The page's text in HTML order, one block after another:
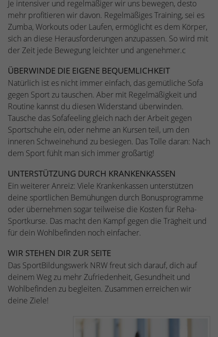
Je intensiver und regelmäßiger wir uns bewegen, desto
mehr profitieren wir davon. Regelmäßiges Training, sei es
Zumba, Workouts oder Laufen, ermöglicht es dem Körper,
sich an diese Herausforderungen anzupassen. So wird mit
der Zeit jede Bewegung leichter und angenehmer.c
ÜBERWINDE DIE EIGENE BEQUEMLICHKEIT
Natürlich ist es nicht immer einfach, das gemütliche Sofa
gegen Sport zu tauschen. Aber mit Regelmäßigkeit und
Routine kannst du diesen Widerstand überwinden.
Tausche das Sofafeeling gleich nach der Arbeit gegen
Sportschuhe ein, oder nehme an Kursen teil, um den
inneren Schweinehund zu besiegen. Das Tolle daran: Nach
dem Sport fühlt man sich immer großartig!
UNTERSTÜTZUNG DURCH KRANKENKASSEN
Ein weiterer Anreiz: Viele Krankenkassen unterstützen
deine sportlichen Bemühungen durch Bonusprogramme
oder übernehmen sogar teilweise die Kosten für Reha-
Sportkurse. Das macht den Kampf gegen die Trägheit und
für dein Wohlbefinden noch einfacher.
WIR STEHEN DIR ZUR SEITE
Das SportBildungswerk NRW freut sich darauf, dich auf
deinem Weg zu mehr Zufriedenheit, Gesundheit und
Wohlbefinden zu begleiten. Zusammen erreichen wir
deine Ziele!
Name SBW_user
Anbieter TYPO3
Laufzeit Sitzungsende
Zweck
Dieses Cookie ist ein Standard-Session-
Cookie von TYPO3. Es speichert im Falle
eines Benutzer-Logins die Session-ID. So
kann der eingeloggte Benutzer
wiedererkannt werden und es wird ihm
Zugang zu geschützten Bereichen gewährt.
Anbieter Google Analytics
Laufzeit 2 Jahre
Zweck
installiert. Das Cookie wird verwendet, um
Besucher-, Sitzungs- und Kampagnendaten
zu berechnen und die Nutzung der
Website für den Analysebericht der
Website zu verfolgen. Die Cookies
speichern Informationen anonym und
weisen eine randoly generierte Nummer
zu, um eindeutige Besucher zu
Anbieter Google Analytics
Laufzeit 1 Tag
Zweck
Dieses Cookie wird von Google Analytics
installiert. Das Cookie wird verwendet, um
Informationen darüber zu speichern, wie
Besucher eine Website nutzen, und hilft
erhobenen Daten umfassen die Anzahl der
Besucher, die Quelle, aus der sie